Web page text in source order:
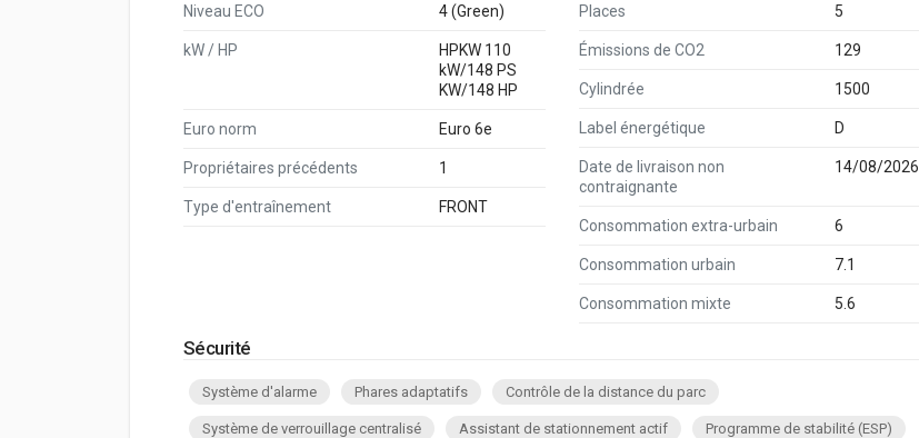
Niveau ECO 4 (Green)
kW / HP
HPKW 110
kW/148 PS
KW/148 HP
Euro norm Euro 6e
Propriétaires précédents 1
Type d'entraînement FRONT
Places 5
Émissions de CO2 129
Cylindrée 1500
Label énergétique D
Date de livraison non
contraignante
14/08/2026
Consommation extra-urbain 6
Consommation urbain 7.1
Consommation mixte 5.6
Sécurité
Système d'alarme Phares adaptatifs Contrôle de la distance du parc
Système de verrouillage centralisé Assistant de stationnement actif Programme de stabilité (ESP)